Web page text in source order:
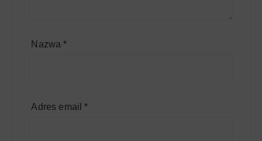
Nazwa*
Adres email*